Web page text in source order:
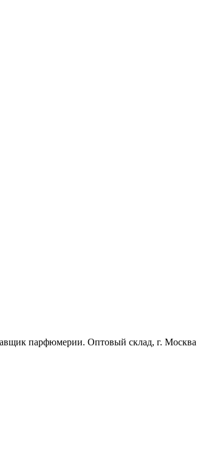
парфюмерии. Оптовый склад, г. Москва